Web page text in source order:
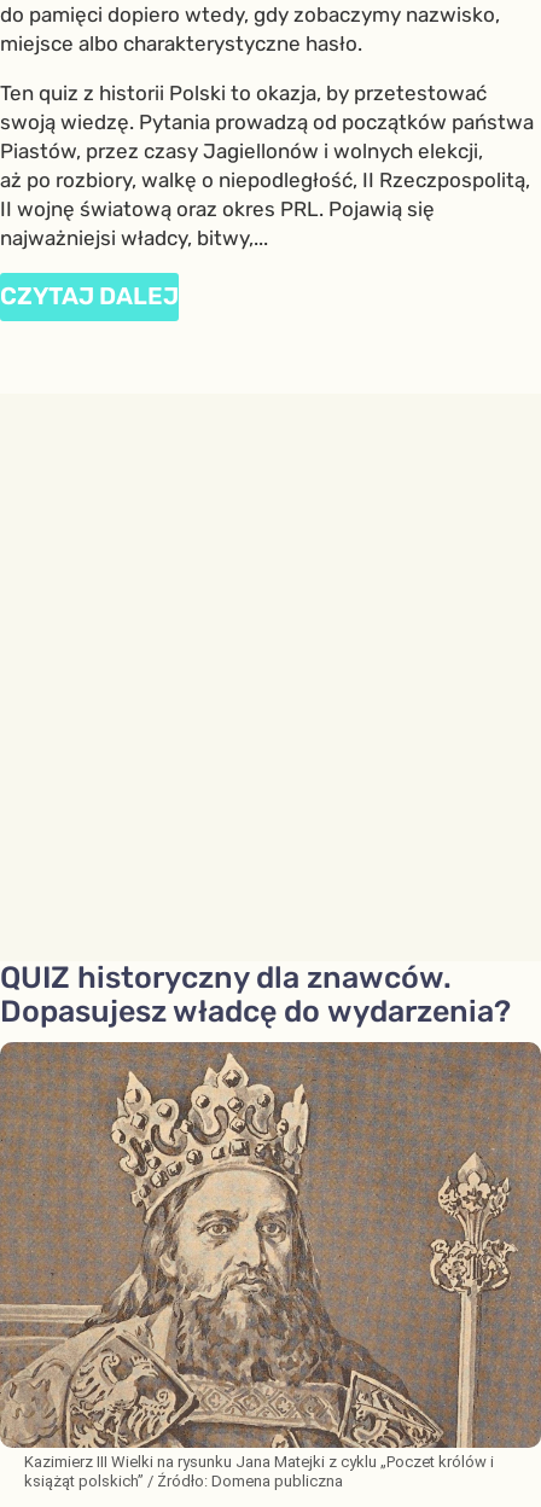
do pamięci dopiero wtedy, gdy zobaczymy nazwisko,
miejsce albo charakterystyczne hasło.
Ten quiz z historii Polski to okazja, by przetestować
swoją wiedzę. Pytania prowadzą od początków państwa
Piastów, przez czasy Jagiellonów i wolnych elekcji,
aż po rozbiory, walkę o niepodległość, II Rzeczpospolitą,
II wojnę światową oraz okres PRL. Pojawią się
najważniejsi władcy, bitwy,...
CZYTAJ DALEJ
QUIZ historyczny dla znawców.
Dopasujesz władcę do wydarzenia?
Kazimierz III Wielki na rysunku Jana Matejki z cyklu „Poczet królów i
książąt polskich” / Źródło: Domena publiczna